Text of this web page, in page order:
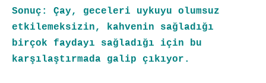
Sonuç: Çay, geceleri uykuyu olumsuz
etkilemeksizin, kahvenin sağladığı
birçok faydayı sağladığı için bu
karşılaştırmada galip çıkıyor.